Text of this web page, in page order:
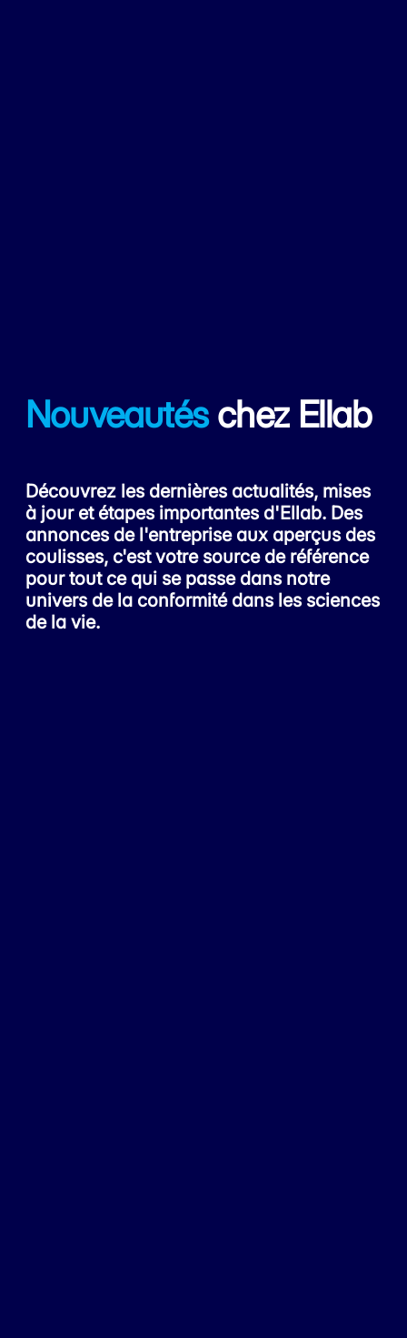
Nouveautéschez Ellab
Découvrez les dernières actualités, mises
à jour et étapes importantes d'Ellab. Des
annonces de l'entreprise aux aperçus des
coulisses, c'est votre source de référence
pour tout ce qui se passe dans notre
univers de la conformité dans les sciences
de la vie.